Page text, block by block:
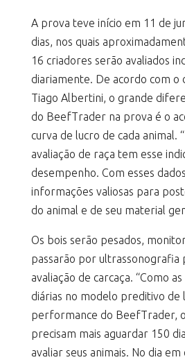
A prova teve início em 11 de
dias, nos quais
16 criadores serão avaliados
diariamente. De acordo com o
Tiago Albertini, o grande
do BeefTrader na prova é o
curva de lucro de cada animal.
avaliação de raça tem esse
desempenho. Com esses
informações valiosas para
do animal e de seu material
Os bois serão pesados,
passarão por ultrassonografia
avaliação de carcaça. “Como
diárias no modelo preditivo de
performance do BeefTrader,
precisam mais aguardar 150
avaliar seus animais. No dia